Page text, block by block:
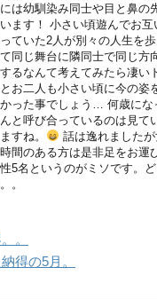
は幼馴染み同士や目と鼻の
ます！ 小さい頃遊んでお
ていた2人が別々の人生を
同じ舞台に隣同士で同じ方
るなんて考えてみたら凄い
お二人も小さい頃に今の姿
った事でしょう… 何歳にな
と呼び合っているのは見て
すね。
話は逸れました
間のある方は是非足をお運
5名というのがミソです。
。
。
得の5月。